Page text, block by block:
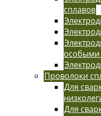
сплавов
особыми
Проволоки
Для
Для